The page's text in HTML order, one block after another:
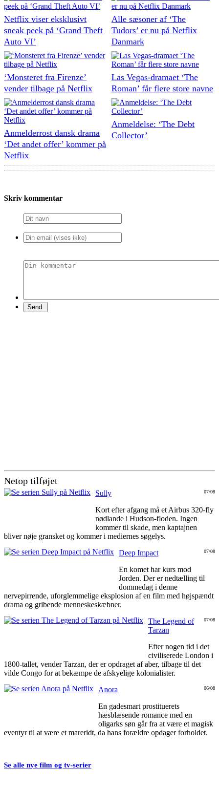
Netflix viser eksklusivt
sneak peek på ‘Grand Theft
Auto VI’
Alle sæsoner af ‘The
Tudors’ er nu på Netflix
Danmark
‘Monsteret fra Firenze’
vender tilbage på Netflix
Las Vegas-dramaet ‘The
Roman’ får flere store navne
Anmelderrost dansk drama
‘Det andet offer’ kommer på
Netflix
Anmeldelse: ‘The Debt
Collector’
Skriv kommentar
Netop tilføjet
07/08
Sully
Kort efter afgang må et Airbus 320-fly
nødlande i Hudson-floden. Ingen
kommer til skade, men kaptajnen
bliver nøje gransket og kommer i mediernes søgelys.
07/08
Deep Impact
En komet har kurs mod
Jorden. Der er nedtælling til
dommedag i denne
nervepirrende, uforglemmelige eksplosion af en film med højspændt
drama og gribende menneskeskæbner.
07/08
The Legend of
Tarzan
Efter nogen tid i det
civiliserede London i
1800-tallet, vender Tarzan, der er opdraget af aber, tilbage til det
vilde Congo for at bekæmpe de afskyelige kolonialister.
06/08
Anora
En gadesmart prostituerets
hæsblæsende romance med en
oligarks søn går fra at være et magisk
eventyr til at være et mareridt, da hans forældre opdager forholdet.
Se alle nye film og tv-serier